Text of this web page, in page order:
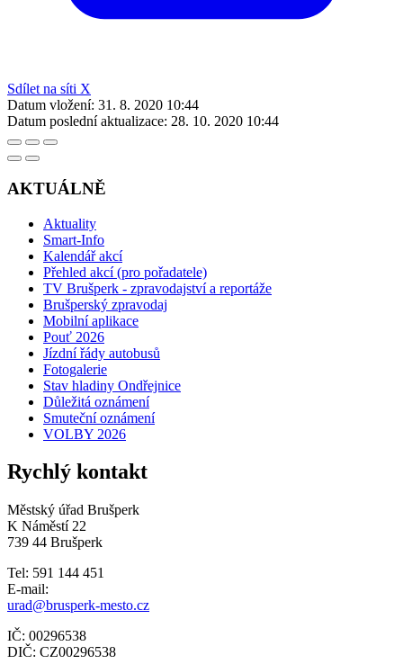
Sdílet na síti X
Datum vložení: 31. 8. 2020 10:44
Datum poslední aktualizace: 28. 10. 2020 10:44
AKTUÁLNĚ
Aktuality
Smart-Info
Kalendář akcí
Přehled akcí (pro pořadatele)
TV Brušperk - zpravodajství a reportáže
Brušperský zpravodaj
Mobilní aplikace
Pouť 2026
Jízdní řády autobusů
Fotogalerie
Stav hladiny Ondřejnice
Důležitá oznámení
Smuteční oznámení
VOLBY 2026
Rychlý kontakt
Městský úřad Brušperk
K Náměstí 22
739 44 Brušperk
Tel: 591 144 451
E-mail:
urad@brusperk-mesto.cz
IČ: 00296538
DIČ: CZ00296538